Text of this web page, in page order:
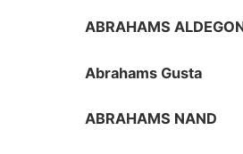
ABRAHAMS
Abrahams Gusta
ABRAHAMS NAND